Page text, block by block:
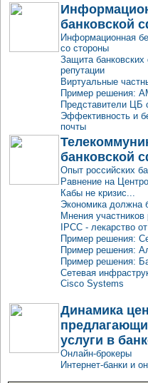
банковской
Информационная
со стороны
Защита банковских
репутации
Виртуальные
Пример решения:
Представители ЦБ
Эффективность и
почты
банковской
Опыт российских
Равнение на
Кабы не кризис...
Экономика должна
Мнения участников
IPCC - лекарство
Пример решения:
Пример решения:
Пример решения:
Сетевая
Cisco Systems
Динамика
услуги в
Онлайн-брокеры
Интернет-банки и